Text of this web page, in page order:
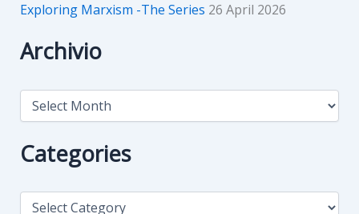
Exploring Marxism -The Series 26 April 2026
Archivio
A
h
i
Categories
C